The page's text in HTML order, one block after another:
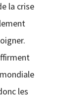
la crise
les